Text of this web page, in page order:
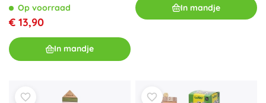
Op voorraad
€ 13,90
In mandje
In mandje